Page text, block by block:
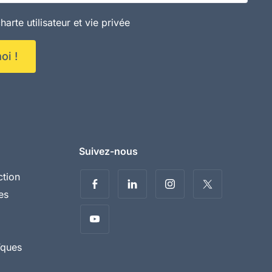
utilisateur et vie privée
!
Suivez-nous